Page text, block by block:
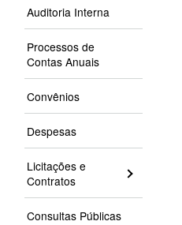
Auditoria Interna
Processos de
Contas Anuais
Convênios
Despesas
Licitações e
Contratos
Consultas Públicas